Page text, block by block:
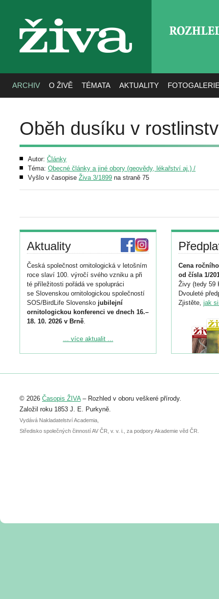
živa
ARCHIV O ŽIVĚ TÉMATA AKTUALITY
Oběh dusíku v
Autor: Články
Téma: Obecné články a jiné obory (geovědy, lékařství aj.) /
Vyšlo v časopise Živa 3/1899 na straně 75
Aktuality
Česká společnost ornitologická v letošním
roce slaví 100. výročí svého vzniku a při
té příležitosti pořádá ve spolupráci
se Slovenskou ornitologickou společností
SOS/BirdLife Slovensko jubilejní
ornitologickou konferenci ve dnech 16.–
18. 10. 2026 v Brně.
Podrobnější informace ke konferenci
Registrovat se můžete do 6. září.
abstraktu přihlášené přednášky nebo
posteru je už 30. června.
... více aktualit ...
Cena
od čísla 1/
Živy (tedy 59
Dvouleté
Zjistěte, jak
© 2026 Časopis ŽIVA– Rozhled v oboru veškeré přírody.
Založil roku 1853 J. E. Purkyně.
Vydává Nakladatelství Academia,
Středisko společných činností AV ČR, v. v. i., za podpory Akademie věd ČR.